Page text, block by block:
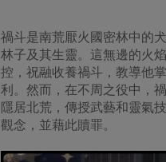
禍斗是南荒厭火國密林中的
林子及其生靈。這無邊的火
控，祝融收養禍斗，教導他
利。然而，在不周之役中，
隱居北荒，傳授武藝和靈氣
觀念，並藉此贖罪。